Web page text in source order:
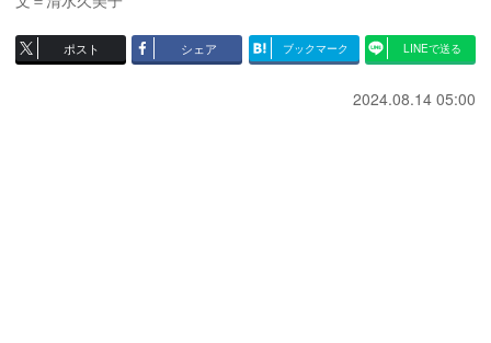
ポスト シェア ブックマーク LINEで送る
2024.08.14 05:00